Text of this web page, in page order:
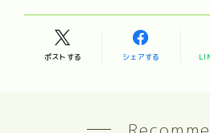
ポストする シェアする